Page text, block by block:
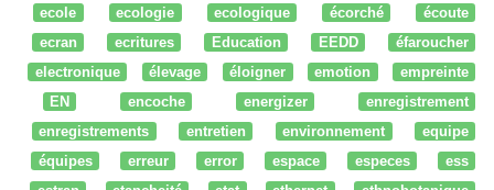
ecole
ecologie ecologique écorché
écoute
ecran
ecritures Education EEDD
éfaroucher
electronique
élevage éloigner emotion
empreinte
EN
encoche energizer
enregistrement
enregistrements
entretien environnement
equipe
équipes
erreur error espace especes
ess